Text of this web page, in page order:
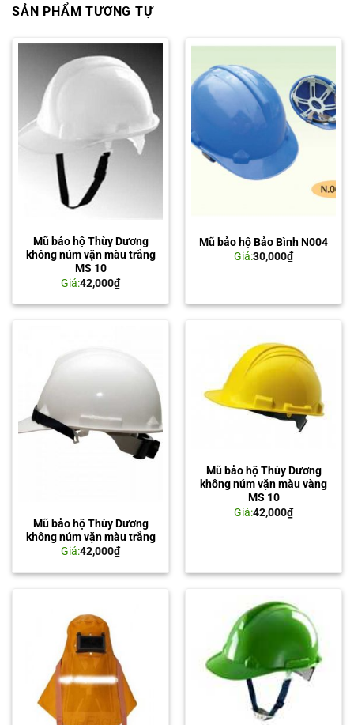
SẢN PHẨM TƯƠNG TỰ
Mũ bảo hộ Thùy Dương
không núm vặn màu trắng
MS 10
Giá:42,000₫
Mũ bảo hộ Bảo Bình N004
Giá:30,000₫
Mũ bảo hộ Thùy Dương
không núm vặn màu trắng
Giá:42,000₫
Mũ bảo hộ Thùy Dương
không núm vặn màu vàng
MS 10
Giá:42,000₫